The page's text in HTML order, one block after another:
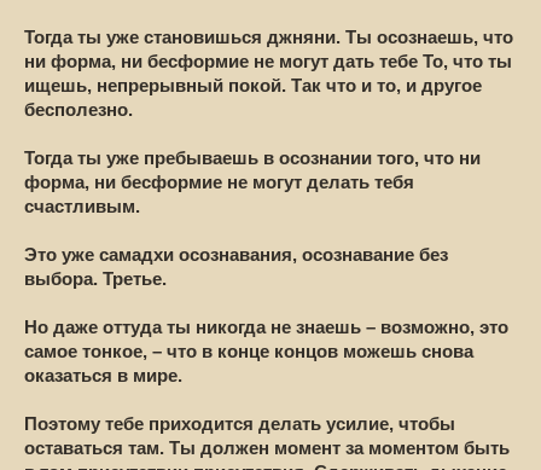
Тогда ты уже становишься джняни. Ты осознаешь, что
ни форма, ни бесформие не могут дать тебе То, что ты
ищешь, непрерывный покой. Так что и то, и другое
бесполезно.
Тогда ты уже пребываешь в осознании того, что ни
форма, ни бесформие не могут делать тебя
счастливым.
Это уже самадхи осознавания, осознавание без
выбора. Третье.
Но даже оттуда ты никогда не знаешь – возможно, это
самое тонкое, – что в конце концов можешь снова
оказаться в мире.
Поэтому тебе приходится делать усилие, чтобы
оставаться там. Ты должен момент за моментом быть